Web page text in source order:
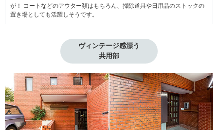
が！ コートなどのアウター類はもちろん、掃除道具や日用品のストックの
置き場としても活躍しそうです。
ヴィンテージ感漂う
共用部